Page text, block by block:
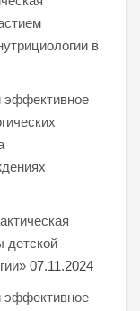
в
эффективное
детской
07.11.2024
эффективное